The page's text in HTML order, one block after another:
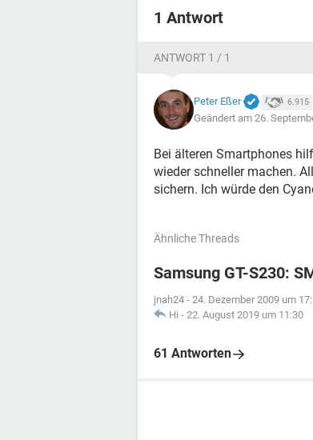
1 Antwort
ANTWORT 1 / 1
Peter Eßer 6.915
Geändert am 26.
Bei älteren Smartphones
wieder schneller machen.
sichern. Ich würde den
Ähnliche Threads
Samsung GT-S230:
jnah24 - 24. Dezember 2009 um
Hi - 22. August 2019 um 11:30
61 Antworten